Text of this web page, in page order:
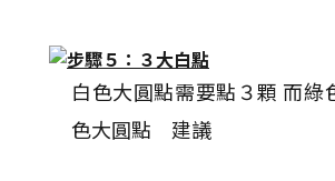
白色大圓點需要點３顆 而綠
色大圓點 建議